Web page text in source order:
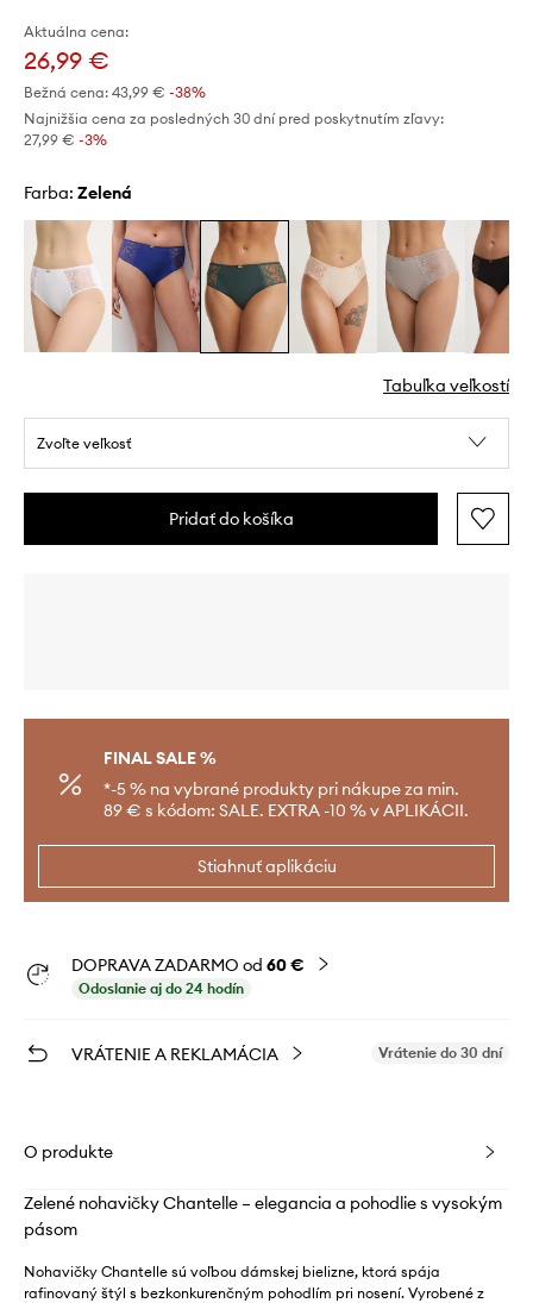
Aktuálna cena:
26,99 €
Bežná cena: 43,99 € -38%
Najnižšia cena za posledných 30 dní pred poskytnutím zľavy:
27,99 € -3%
Farba: zelená
Tabuľka veľkostí
Zvoľte veľkosť
Pridať do košíka
FINAL SALE %
*-5 % na vybrané produkty pri nákupe za min.
89 € s kódom: SALE. EXTRA -10 % v APLIKÁCII.
Stiahnuť aplikáciu
DOPRAVA ZADARMO od 60 €
Odoslanie aj do 24 hodín
VRÁTENIE A REKLAMÁCIA Vrátenie do 30 dní
O produkte
Zelené nohavičky Chantelle – elegancia a pohodlie s vysokým
pásom
Nohavičky Chantelle sú voľbou dámskej bielizne, ktorá spája
rafinovaný štýl s bezkonkurenčným pohodlím pri nosení. Vyrobené z